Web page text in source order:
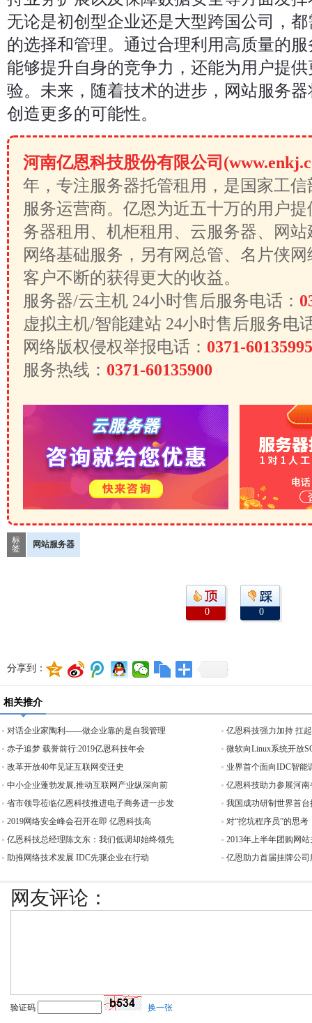
无论是初创型企业还是大型跨国公司，
的选择和管理。通过合理利用高质量的
能够提升自身的竞争力，还能为用户提
验。未来，随着技术的进步，网站服务
创造更多的可能性。
河南亿恩科技股份有限公司
年，专注服务器托管租用，是国家工
服务运营商。亿恩为近五十万的用户
务器租用、机柜租用、云服务器、网
网络基础服务，另有网总管、名片侠
客户不断的获得更大的收益。
服务器/云主机 24小时售后服务电话：
虚拟主机/智能建站 24小时售后服务电
网络版权侵权举报电话： 0371-60135995
服务热线： 0371-60135900
标
签
网站服务器
0 0
分享到：
相关推介
对话企业家陶利——做企业靠的是自我管理
赤子追梦 载誉前行:2019亿恩科技年会
改革开放40年见证互联网变迁史
中小企业蓬勃发展,推动互联网产业纵深向前
省市领导莅临亿恩科技推进电子商务进一步发
2019网络安全峰会召开在即 亿恩科技高
亿恩科技总经理陈文东：我们低调却始终领先
助推网络技术发展 IDC先驱企业在行动
亿恩科技强力加持 扛
微软向Linux系统开放
业界首个面向IDC智能
亿恩科技助力参展河
我国成功研制世界首
对“挖坑程序员”的思考
2013年上半年团购网站
亿恩助力首届挂牌公司
网友评论：
验证码 换一张